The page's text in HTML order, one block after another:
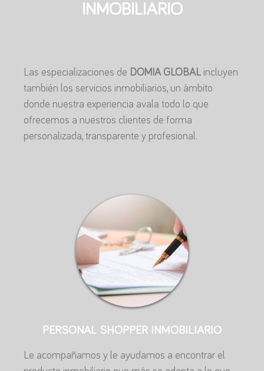
INMOBILIARIO
Las especializaciones de DOMIA GLOBAL incluyen
también los servicios inmobiliarios, un ámbito
donde nuestra experiencia avala todo lo que
ofrecemos a nuestros clientes de forma
personalizada, transparente y profesional.
PERSONAL SHOPPER INMOBILIARIO
Le acompañamos y le ayudamos a encontrar el